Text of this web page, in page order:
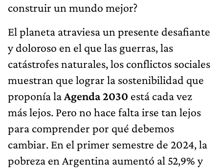
construir un mundo mejor?
El planeta atraviesa un presente desafiante
y doloroso en el que las guerras, las
catástrofes naturales, los conflictos sociales
muestran que lograr la sostenibilidad que
proponía laAgenda 2030 está cada vez
más lejos. Pero no hace falta irse tan lejos
para comprender por qué debemos
cambiar. En el primer semestre de 2024, la
pobreza en Argentina aumentó al 52,9% y